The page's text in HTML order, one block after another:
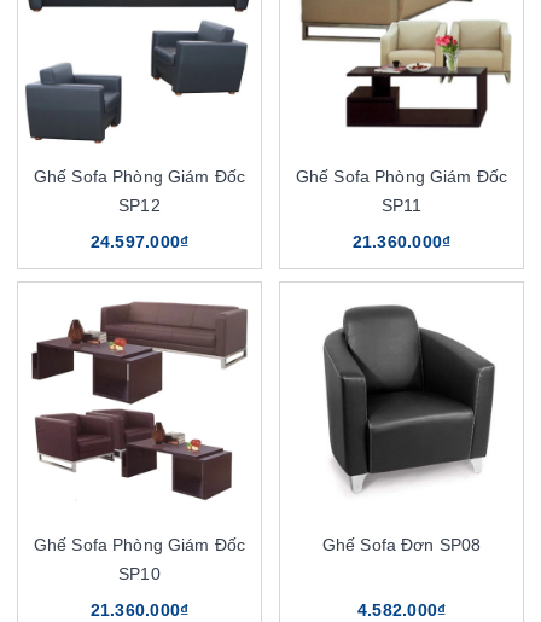
Ghế Sofa Phòng Giám Đốc
SP12
24.597.000₫
Ghế Sofa Phòng Giám Đốc
SP11
21.360.000₫
Ghế Sofa Phòng Giám Đốc
SP10
21.360.000₫
Ghế Sofa Đơn SP08
4.582.000₫